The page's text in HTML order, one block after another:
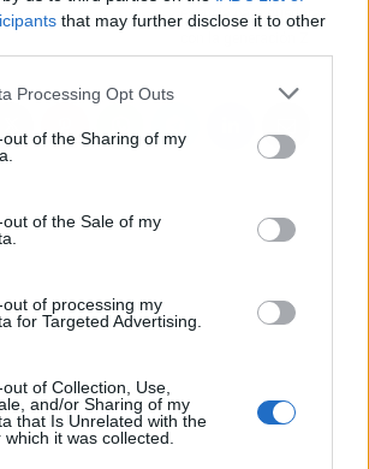
that may further disclose it to other
Processing Opt Outs
of the Sharing of my
of the Sale of my
of processing my
for Targeted Advertising.
of Collection, Use,
and/or Sharing of my
that Is Unrelated with the
it was collected.
esencia para quedarse